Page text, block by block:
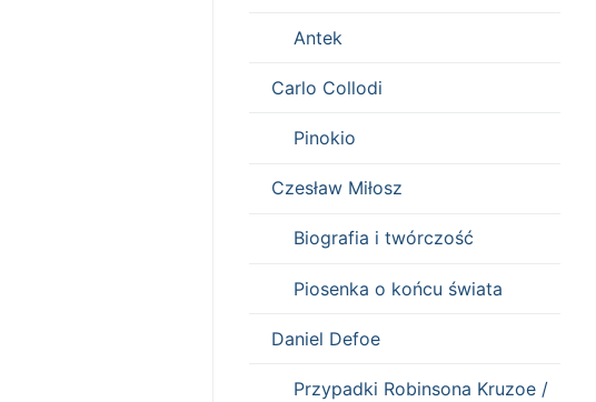
Antek
Carlo Collodi
Pinokio
Czesław Miłosz
Biografia i twórczość
Piosenka o końcu świata
Daniel Defoe
Przypadki Robinsona Kruzoe /